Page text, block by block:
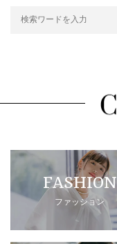
FASHION
ファッション